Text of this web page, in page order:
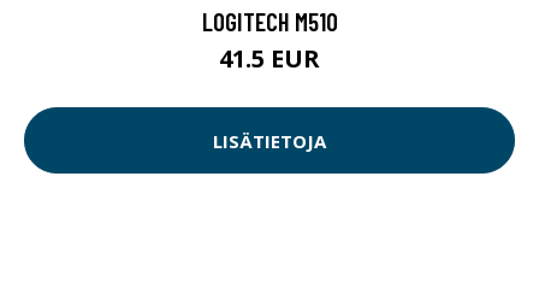
LOGITECH M510
41.5 EUR
LISÄTIETOJA